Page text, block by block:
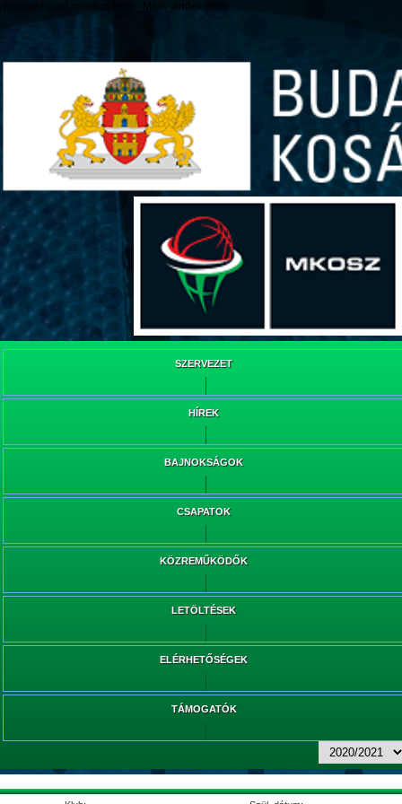
/web/webpont.com/kcs/html/_Main_/index.html
SZERVEZET
HÍREK
BAJNOKSÁGOK
CSAPATOK
KÖZREMŰKÖDŐK
LETÖLTÉSEK
ELÉRHETŐSÉGEK
TÁMOGATÓK